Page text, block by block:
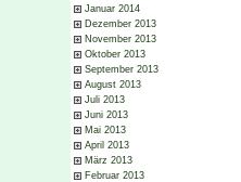
Januar 2014
Dezember 2013
November 2013
Oktober 2013
September 2013
August 2013
Juli 2013
Juni 2013
Mai 2013
April 2013
März 2013
Februar 2013